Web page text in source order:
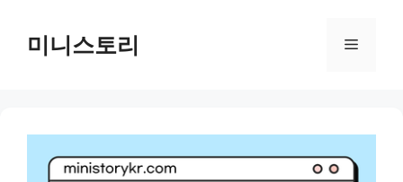
content미니스토리 Menu